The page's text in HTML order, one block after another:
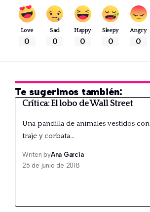
Love
0
Sad
0
Happy
0
Sleepy
0
Angry
0
Te sugerimos también:
Crítica: El lobo de Wall Street
Una pandilla de animales vestidos con
traje y corbata…
Writen byAna García
26 de junio de 2018